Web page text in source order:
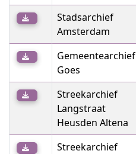
Stadsarchief
Amsterdam
Gemeentearchief
Goes
Streekarchief
Langstraat
Heusden Altena
Streekarchief